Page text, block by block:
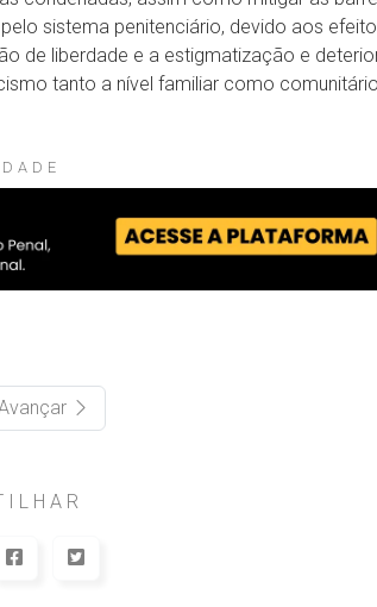
sistema penitenciário, devido aos
de liberdade e a estigmatização e
tanto a nível familiar como